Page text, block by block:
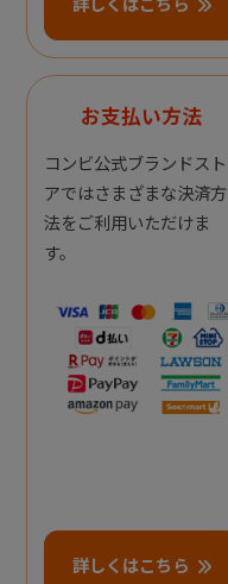
お支払い方法
コンビ公式ブランドスト
アではさまざまな決済方
法をご利用いただけま
す。
詳しくはこちら